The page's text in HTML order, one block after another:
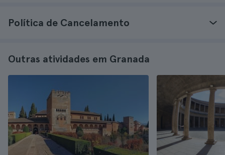
Política de Cancelamento
Outras atividades em Granada